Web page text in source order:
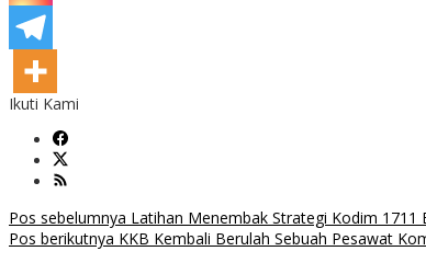
Ikuti Kami
Navigasi
Pos sebelumnya Latihan Menembak Strategi Kodim
Pos berikutnya KKB Kembali Berulah Sebuah Pesawat